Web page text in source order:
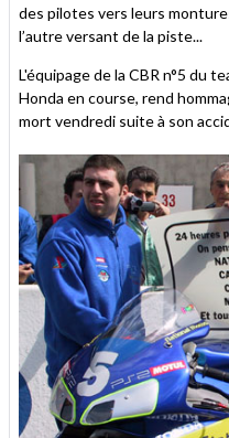
des pilotes vers leurs
l’autre versant de la piste...
L'équipage de la CBR n°5 du
Honda en course, rend
mort vendredi suite à son